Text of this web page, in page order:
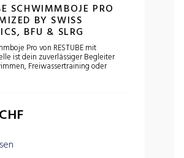
SCHWIMMBOJE PRO
BY SWISS
BFU & SLRG
Pro von RESTUBE mit
ist dein zuverlässiger Begleiter
Freiwassertraining oder
CHF